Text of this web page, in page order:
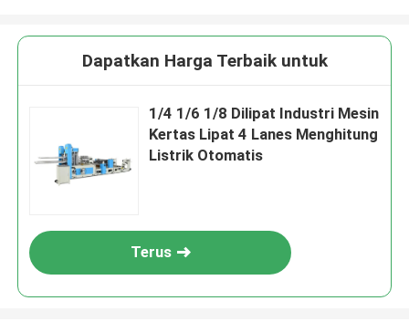
Dapatkan Harga Terbaik untuk
1/4 1/6 1/8 Dilipat Industri Mesin
Kertas Lipat 4 Lanes Menghitung
Listrik Otomatis
Terus